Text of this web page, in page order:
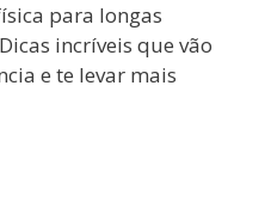
para longas
incríveis que vão
e te levar mais